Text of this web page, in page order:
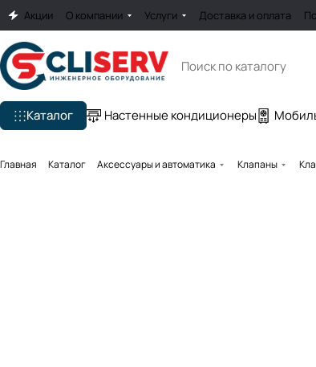
Акции О компании Услуги Доставка и оплата
Каталог Настенные кондиционеры
Главная Каталог Аксессуары и автоматика Клапаны